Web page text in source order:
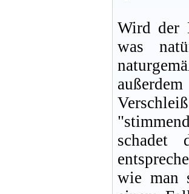
Wird der
was
schadet
wie man